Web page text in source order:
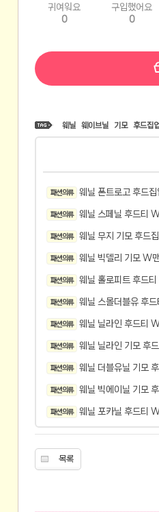
비트소닉(Bitsonic)
지렁이 게임
고팍스(GoPax)
자유 게시판
가상 화폐
지식 노하우
애니메이션
자취 게시판
요청 게시판
스티커 환전소
등업 안내
원팡 홍보 이벤트
귀여워요
0
구입했어요
0
웨닐 웨이브닐 기모 후드집
패션 의류 웨닐 폰트로고 후드
패션 의류 웨닐 스페닐 후드티
패션 의류 웨닐 무지 기모 후드
패션 의류 웨닐 빅델리 기모
패션 의류 웨닐 홀로피트 후드
패션 의류 웨닐 스몰더블유 후
패션 의류 웨닐 닐라인 후드티
패션 의류 웨닐 닐라인 기모
패션 의류 웨닐 더블유닐 기모
패션 의류 웨닐 빅에이닐 기모
패션 의류 웨닐 포카닐 후드티
목록